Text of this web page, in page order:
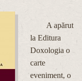
A apărut
la Editura
Doxologia o
carte
eveniment, o